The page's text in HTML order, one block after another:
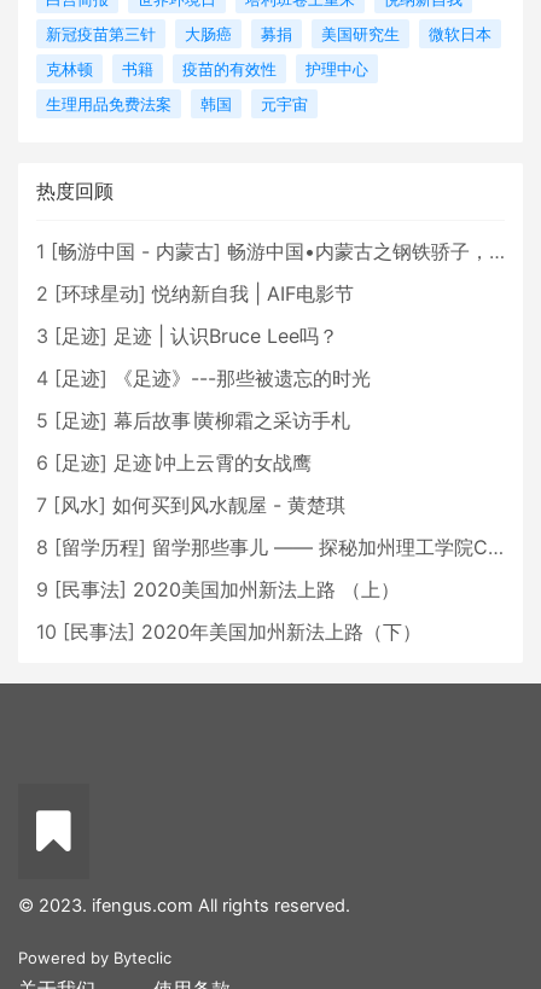
新冠疫苗第三针
大肠癌 募捐 美国研究生
微软日本
克林顿
书籍 疫苗的有效性
护理中心
生理用品免费法案
韩国 元宇宙
热度回顾
1 [畅游中国 - 内蒙古] 畅游中国•内蒙古之钢铁骄子，魅力包头
2 [环球星动] 悦纳新自我 | AIF电影节
3 [足迹] 足迹 | 认识Bruce Lee吗？
4 [足迹]
《足迹》---那些被遗忘的时光
5 [足迹] 幕后故事∣黄柳霜之采访手札
6 [足迹] 足迹∣冲上云霄的女战鹰
7 [风水] 如何买到风水靓屋 - 黄楚琪
8 [留学历程] 留学那些事儿 —— 探秘加州理工学院Caltech博士生活 [上集]
9 [民事法] 2020美国加州新法上路 （上）
10 [民事法] 2020年美国加州新法上路（下）
© 2023. ifengus.com All rights reserved.
Powered by Byteclic